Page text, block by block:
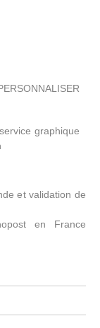
graphique
et validation de
en France